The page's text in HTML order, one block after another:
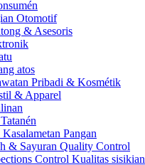
Otomotif
& Asesoris
atos
Pribadi & Kosmétik
& Apparel
Kasalametan Pangan
& Sayuran Quality Control
Control Kualitas sisikian